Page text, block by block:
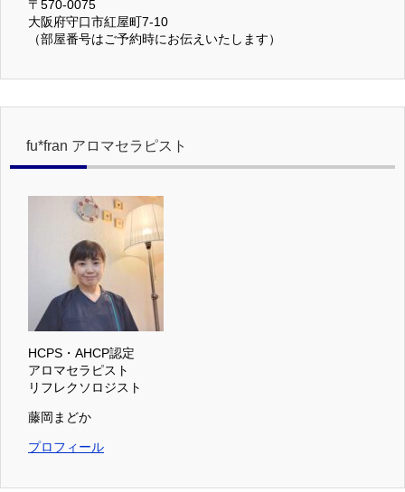
〒570-0075
大阪府守口市紅屋町7-10
（部屋番号はご予約時にお伝えいたします）
fu*fran アロマセラピスト
HCPS・AHCP認定
アロマセラピスト
リフレクソロジスト
藤岡まどか
プロフィール